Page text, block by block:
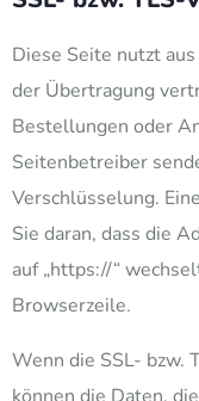
Diese Seite nutzt
der Übertragung
Bestellungen oder
Seitenbetreiber
Verschlüsselung.
Sie daran, dass die
auf „https://“
Browserzeile.
Wenn die SSL- bzw.